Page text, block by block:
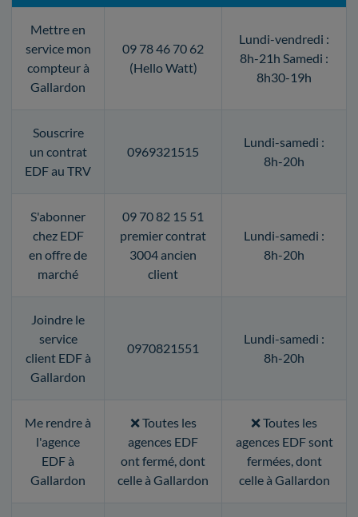
Mettre en
service mon
compteur à
Gallardon
09 78 46 70 62
(Hello Watt)
Lundi-vendredi :
8h-21h Samedi :
8h30-19h
Souscrire
un contrat
EDF au TRV
0969321515
Lundi-samedi :
8h-20h
S'abonner
chez EDF
en offre de
marché
09 70 82 15 51
premier contrat
3004 ancien
client
Lundi-samedi :
8h-20h
Joindre le
service
client EDF à
Gallardon
0970821551
Lundi-samedi :
8h-20h
Me rendre à
l'agence
EDF à
Gallardon
❌ Toutes les
agences EDF
ont fermé, dont
celle à Gallardon
❌ Toutes les
agences EDF sont
fermées, dont
celle à Gallardon